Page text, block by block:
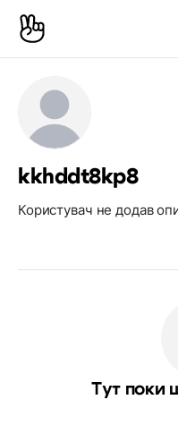
kkhddt8kp8
Користувач не додав
Тут поки